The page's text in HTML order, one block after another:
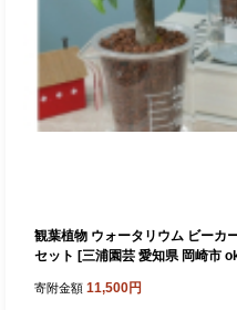
観葉植物 ウォータリウム ビーカ
セット [三浦園芸 愛知県 岡崎市
寄附金額 11,500円